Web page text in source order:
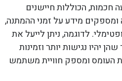
חכמות, הכוללות חיישנים
מידע על זמני ההמתנה,
לדוגמה, ניתן לייעל את
יהיו נגישות יותר וזמינות
ומספק חוויית משתמש